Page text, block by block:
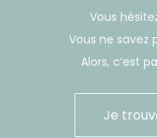
Vous
Vous ne savez
Alors, c’est
Je